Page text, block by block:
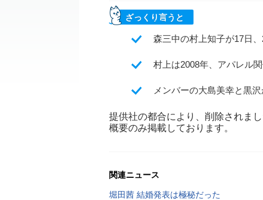
ざっくり言うと
森三中の村上知子が17日
村上は2008年、アパレル
メンバーの大島美幸と黒
提供社の都合により、削除されまし
概要のみ掲載しております。
関連ニュース
堀田茜 結婚発表は極秘だった